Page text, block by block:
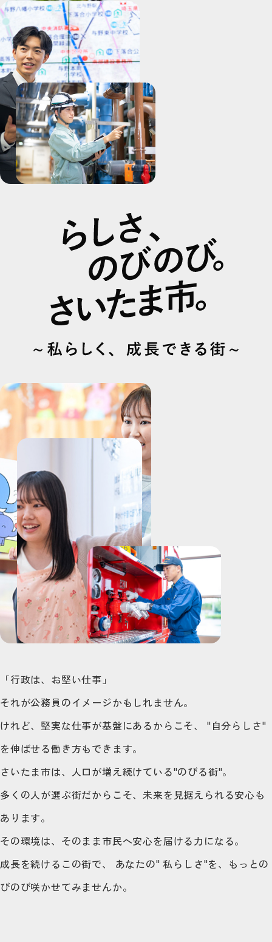
「行政は、お堅い仕事」
それが公務員のイメージかもしれません。
けれど、堅実な仕事が基盤にあるからこそ、
"自分らしさ"
を伸ばせる働き方もできます。
さいたま市は、人口が増え続けている"のびる街"。
多くの人が選ぶ街だからこそ、未来を見据えられる安心も
あります。
その環境は、そのまま市民へ安心を届ける力になる。
成長を続けるこの街で、
あなたの" 私らしさ"を、もっとの
びのび咲かせてみませんか。